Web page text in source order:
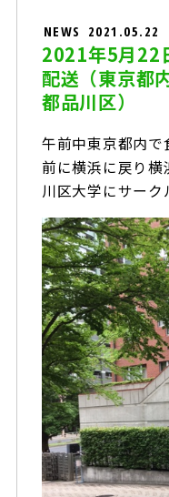
NEWS 2021.05.22
2021年5月22
配送（東京都
都品川区）
午前中東京都内
前に横浜に戻り
川区大学にサー